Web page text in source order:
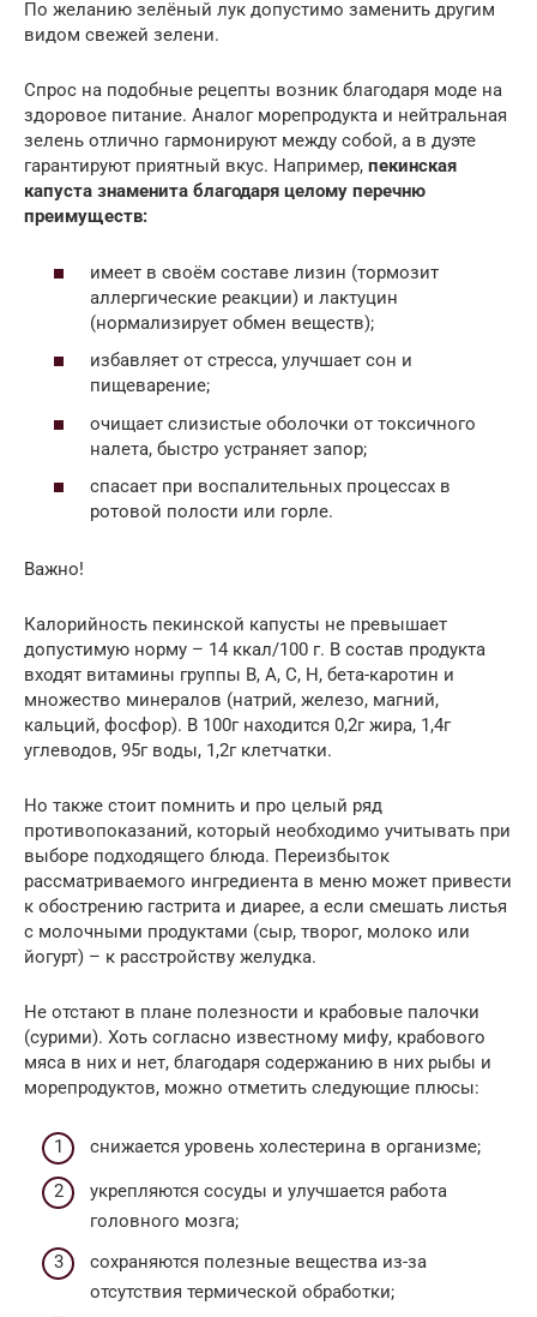
По желанию зелёный лук допустимо заменить другим
видом свежей зелени.
Спрос на подобные рецепты возник благодаря моде на
здоровое питание. Аналог морепродукта и нейтральная
зелень отлично гармонируют между собой, а в дуэте
гарантируют приятный вкус. Например, пекинская
капуста знаменита благодаря целому перечню
преимуществ:
имеет в своём составе лизин (тормозит
аллергические реакции) и лактуцин
(нормализирует обмен веществ);
избавляет от стресса, улучшает сон и
пищеварение;
очищает слизистые оболочки от токсичного
налета, быстро устраняет запор;
спасает при воспалительных процессах в
ротовой полости или горле.
Важно!
Калорийность пекинской капусты не превышает
допустимую норму – 14 ккал/100 г. В состав продукта
входят витамины группы B, A, C, H, бета-каротин и
множество минералов (натрий, железо, магний,
кальций, фосфор). В 100г находится 0,2г жира, 1,4г
углеводов, 95г воды, 1,2г клетчатки.
Но также стоит помнить и про целый ряд
противопоказаний, который необходимо учитывать при
выборе подходящего блюда. Переизбыток
рассматриваемого ингредиента в меню может привести
к обострению гастрита и диарее, а если смешать листья
с молочными продуктами (сыр, творог, молоко или
йогурт) – к расстройству желудка.
Не отстают в плане полезности и крабовые палочки
(сурими). Хоть согласно известному мифу, крабового
мяса в них и нет, благодаря содержанию в них рыбы и
морепродуктов, можно отметить следующие плюсы:
снижается уровень холестерина в организме;
укрепляются сосуды и улучшается работа
головного мозга;
сохраняются полезные вещества из-за
отсутствия термической обработки;